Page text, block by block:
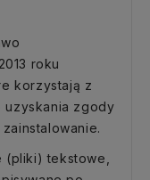
roku
korzystają z
uzyskania zgody
tekstowe,